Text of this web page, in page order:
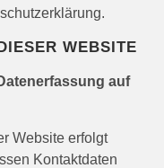
WEBSITE
auf
Website erfolgt
Kontaktdaten